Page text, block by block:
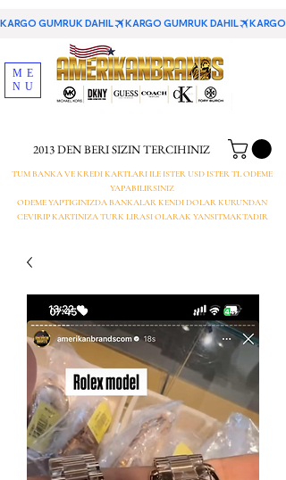
KARGO GUMRUK DAHIL
2013 DEN BERI SIZIN TERCIHINIZ
TUM BANKA VE KREDI KARTLARI ILE ISTER USD ISTER TL ODEME
YAPABILIRSINIZ
ODEME YAPTIGINIZDA BANKALAR KENDI DOLAR KURUNDAN
CEVIRIP KARTINIZA TURK LIRASI OLARAK YANSITMAKTADIR
ME
NU